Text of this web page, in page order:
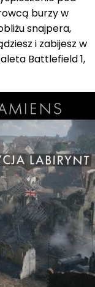
burzy w
snajpera,
i zabijesz w
Battlefield 1,